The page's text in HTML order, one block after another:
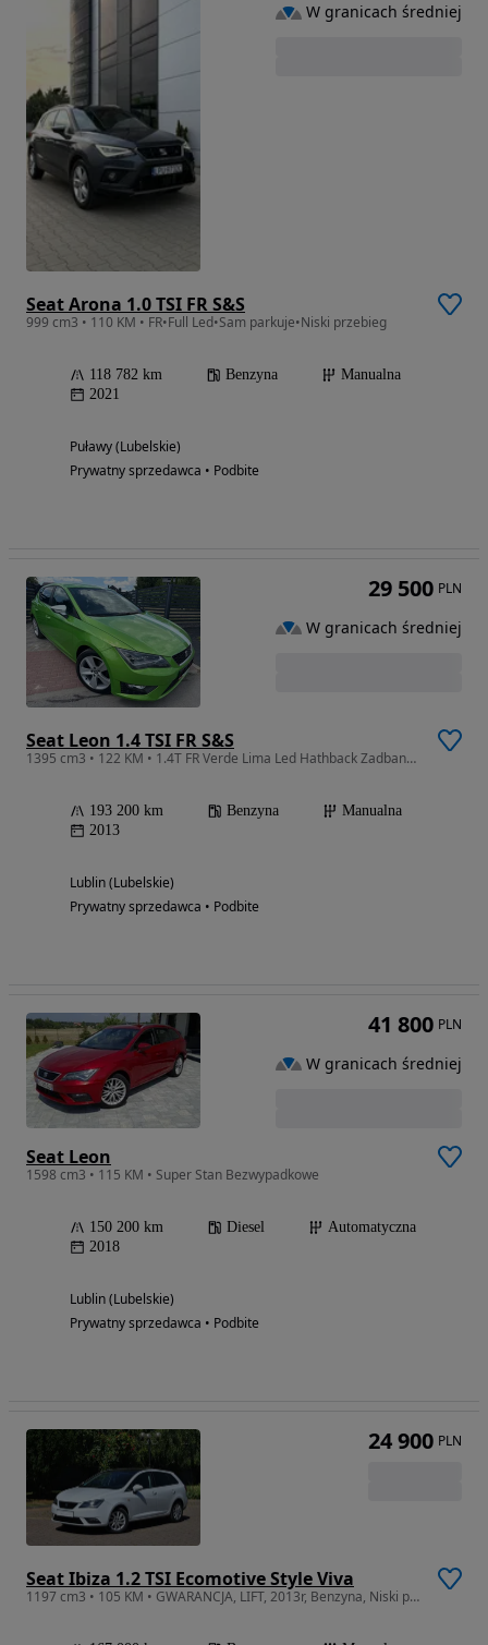
Seat Arona 1.0 TSI FR S&S
999 cm3 • 110 KM • FR•Full Led•Sam parkuje•Niski przebieg
118 782 km Benzyna
Manualna
2021
Puławy (Lubelskie)
Prywatny sprzedawca • Podbite
W granicach średniej
Seat Leon 1.4 TSI FR S&S
1395 cm3 • 122 KM • 1.4T FR Verde Lima Led Hathback Zadbany Serwis Szwajcar
193 200 km Benzyna
Manualna
2013
Lublin (Lubelskie)
Prywatny sprzedawca • Podbite
29 500 PLN
W granicach średniej
Seat Leon
1598 cm3 • 115 KM • Super Stan Bezwypadkowe
150 200 km Diesel
Automatyczna
2018
Lublin (Lubelskie)
Prywatny sprzedawca • Podbite
41 800 PLN
W granicach średniej
Seat Ibiza 1.2 TSI Ecomotive Style Viva
1197 cm3 • 105 KM • GWARANCJA, LIFT, 2013r, Benzyna, Niski przebieg, Bi-xenon, Panorama!!!
24 900 PLN